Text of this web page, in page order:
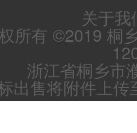
关于我
所有 ©2019 桐
浙江省桐乡市
出售将附件上传